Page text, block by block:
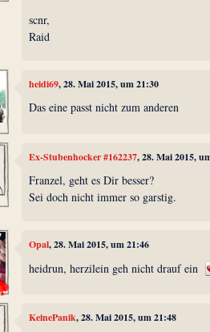
scnr,
Raid
heidi69, 28. Mai 2015, um 21:30
Das eine passt nicht zum anderen
Ex-Stubenhocker #162237, 28. Mai 2015,
Franzel, geht es Dir besser?
Sei doch nicht immer so garstig.
Opal, 28. Mai 2015, um 21:46
heidrun, herzilein geh nicht drauf ein
KeinePanik, 28. Mai 2015, um 21:48